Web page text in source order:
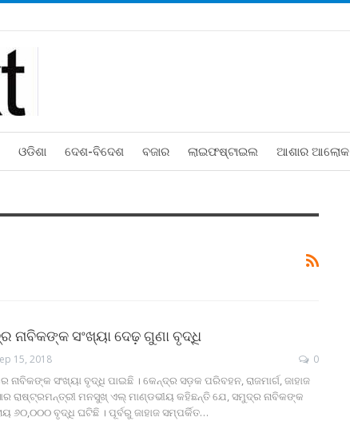
ଓଡିଶା ଦେଶ-ବିଦେଶ ବଜାର ଲାଇଫଷ୍ଟାଇଲ ଆଶାର ଆଲୋକ
ନାବିକଙ୍କ ସଂଖ୍ୟା ଦେଢ଼ ଗୁଣା ବୃଦ୍ଧି
15, 2018 0
ସଂଖ୍ୟା ବୃଦ୍ଧି ପାଇଛି । କେନ୍ଦ୍ର ସଡ଼କ ପରିବହନ, ରାଜମାର୍ଗ, ଜାହାଜ
ରାଷ୍ଟ୍ରମନ୍ତ୍ରୀ ମନସୁଖ୍ ଏଲ୍ ମାଣ୍ଡଭୀୟ କହିଛନ୍ତି ଯେ, ସମୁଦ୍ର ନାବିକଙ୍କ
୬୦,୦୦୦ ବୃଦ୍ଧି ଘଟିଛି । ପୂର୍ବରୁ ଜାହାଜ ସମ୍ପର୍କିତ…